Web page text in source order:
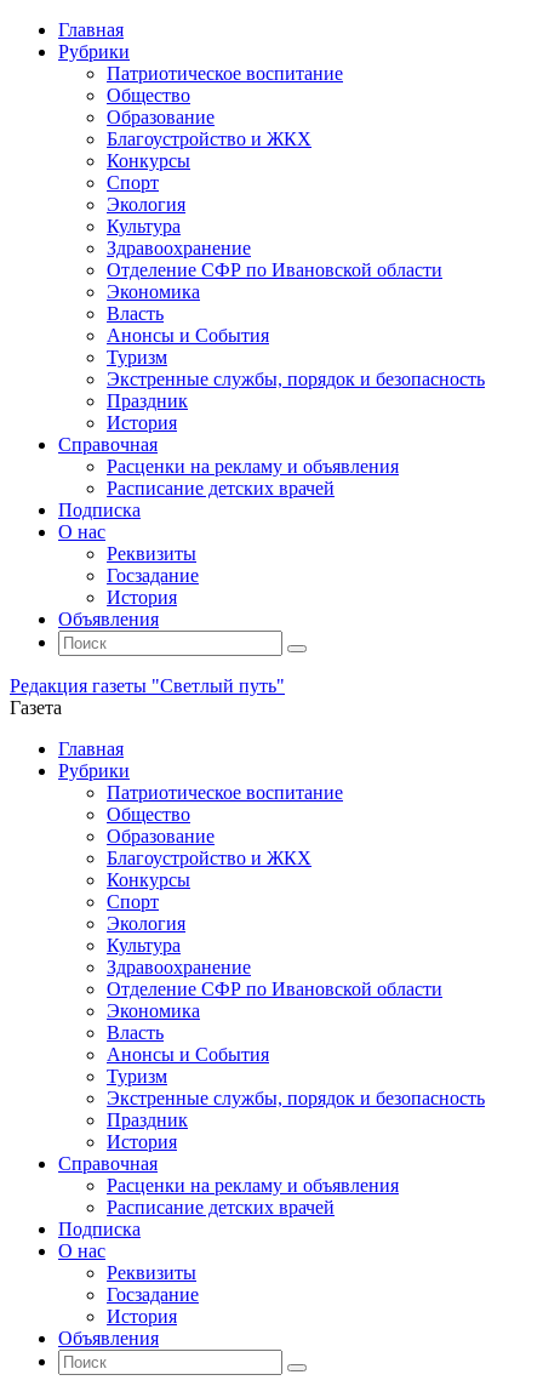
Главная
Рубрики
Патриотическое воспитание
Общество
Образование
Благоустройство и ЖКХ
Конкурсы
Спорт
Экология
Культура
Здравоохранение
Отделение СФР по Ивановской области
Экономика
Власть
Анонсы и События
Туризм
Экстренные службы, порядок и безопасность
Праздник
История
Справочная
Расценки на рекламу и объявления
Расписание детских врачей
Подписка
О нас
Реквизиты
Госзадание
История
Объявления
Поиск
Искать:
Поиск
Редакция газеты "Светлый путь"
Газета
Промотать
содержимому
Главная
Рубрики
Патриотическое воспитание
Общество
Образование
Благоустройство и ЖКХ
Конкурсы
Спорт
Экология
Культура
Здравоохранение
Отделение СФР по Ивановской области
Экономика
Власть
Анонсы и События
Туризм
Экстренные службы, порядок и безопасность
Праздник
История
Справочная
Расценки на рекламу и объявления
Расписание детских врачей
Подписка
О нас
Реквизиты
Госзадание
История
Объявления
Поиск
Искать:
Поиск